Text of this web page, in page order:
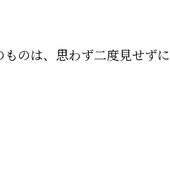
のは、思わず二度見せずに